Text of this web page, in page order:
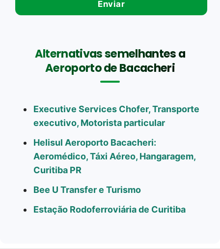
Alternativas semelhantes a
Aeroporto de Bacacheri
Executive Services Chofer, Transporte
executivo, Motorista particular
Helisul Aeroporto Bacacheri:
Aeromédico, Táxi Aéreo, Hangaragem,
Curitiba PR
Bee U Transfer e Turismo
Estação Rodoferroviária de Curitiba